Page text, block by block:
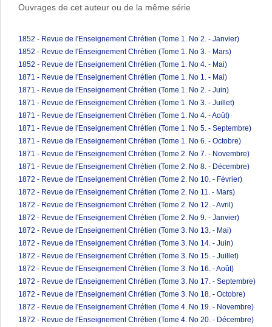
Ouvrages de cet auteur ou de la même série
1852 - Revue de l'Enseignement Chrétien (Tome 1. No 2. - Janvier)
1852 - Revue de l'Enseignement Chrétien (Tome 1. No 3. - Mars)
1852 - Revue de l'Enseignement Chrétien (Tome 1. No 4. - Mai)
1871 - Revue de l'Enseignement Chrétien (Tome 1. No 1. - Mai)
1871 - Revue de l'Enseignement Chrétien (Tome 1. No 2. - Juin)
1871 - Revue de l'Enseignement Chrétien (Tome 1. No 3. - Juillet)
1871 - Revue de l'Enseignement Chrétien (Tome 1. No 4. - Août)
1871 - Revue de l'Enseignement Chrétien (Tome 1. No 5. - Septembre)
1871 - Revue de l'Enseignement Chrétien (Tome 1. No 6. - Octobre)
1871 - Revue de l'Enseignement Chrétien (Tome 2. No 7. - Novembre)
1871 - Revue de l'Enseignement Chrétien (Tome 2. No 8. - Décembre)
1872 - Revue de l'Enseignement Chrétien (Tome 2. No 10. - Février)
1872 - Revue de l'Enseignement Chrétien (Tome 2. No 11. - Mars)
1872 - Revue de l'Enseignement Chrétien (Tome 2. No 12. - Avril)
1872 - Revue de l'Enseignement Chrétien (Tome 2. No 9. - Janvier)
1872 - Revue de l'Enseignement Chrétien (Tome 3. No 13. - Mai)
1872 - Revue de l'Enseignement Chrétien (Tome 3. No 14. - Juin)
1872 - Revue de l'Enseignement Chrétien (Tome 3. No 15. - Juillet)
1872 - Revue de l'Enseignement Chrétien (Tome 3. No 16. - Août)
1872 - Revue de l'Enseignement Chrétien (Tome 3. No 17. - Septembre)
1872 - Revue de l'Enseignement Chrétien (Tome 3. No 18. - Octobre)
1872 - Revue de l'Enseignement Chrétien (Tome 4. No 19. - Novembre)
1872 - Revue de l'Enseignement Chrétien (Tome 4. No 20. - Décembre)